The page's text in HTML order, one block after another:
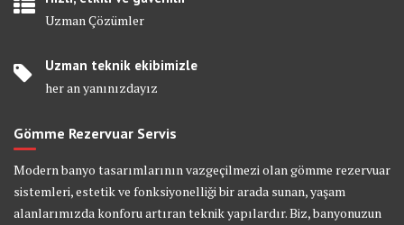
Uzman Çözümler
Uzman teknik ekibimizle
her an yanınızdayız
Gömme Rezervuar Servis
Modern banyo tasarımlarının vazgeçilmezi olan gömme rezervuar
sistemleri, estetik ve fonksiyonelliği bir arada sunan, yaşam
alanlarımızda konforu artıran teknik yapılardır. Biz, banyonuzun